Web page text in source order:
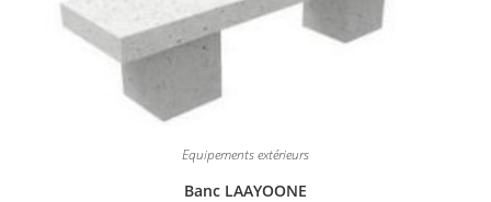
Equipements extérieurs
Banc LAAYOONE